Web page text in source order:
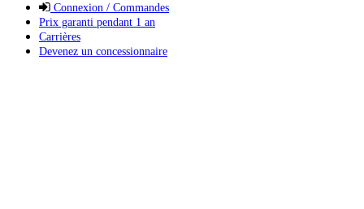
Connexion / Commandes
Prix garanti pendant 1 an
Carrières
Devenez un concessionnaire